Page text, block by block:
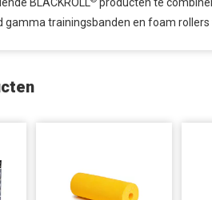
gamma trainingsbanden en foam rollers